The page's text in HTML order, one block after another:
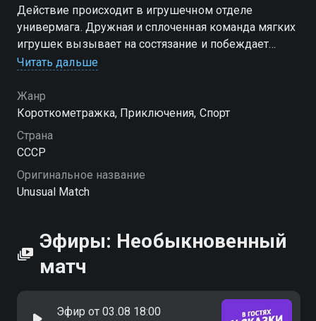
Действие происходит в игрушечном отделе
универмага. Дружная и сплоченная команда мягких
игрушек вызывает на состязание и побеждает
команду зазнавшихся и грубых деревянных
коробке с этикеткой "1-й сорт"
Читать дальше
Жанр
Короткометражка, Приключения, Спорт
Страна
СССР
Оригинальное название
Unusual Match
Эфиры: Необыкновенный
матч
Эфир от 03.08 18:00